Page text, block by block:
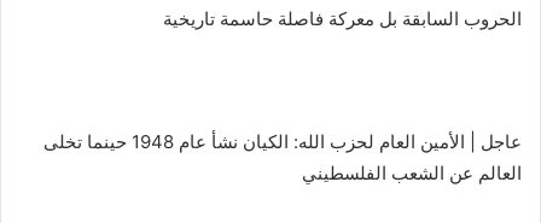
الحروب السابقة بل معركة فاصلة حاسمة تاريخية
عاجل | الأمين العام لحزب الله: الكيان نشأ عام 1948 حينما تخلى
العالم عن الشعب الفلسطيني